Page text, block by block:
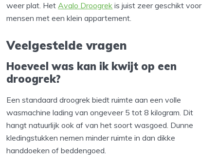
weer plat. Het Avalo Droogrek is juist zeer geschikt voor
mensen met een klein appartement.
Veelgestelde vragen
Hoeveel was kan ik kwijt op een
droogrek?
Een standaard droogrek biedt ruimte aan een volle
wasmachine lading van ongeveer 5 tot 8 kilogram. Dit
hangt natuurlijk ook af van het soort wasgoed. Dunne
kledingstukken nemen minder ruimte in dan dikke
handdoeken of beddengoed.